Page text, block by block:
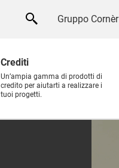
Gruppo Cornèr
Crediti
Un’ampia gamma di prodotti di
credito per aiutarti a realizzare i
tuoi progetti.